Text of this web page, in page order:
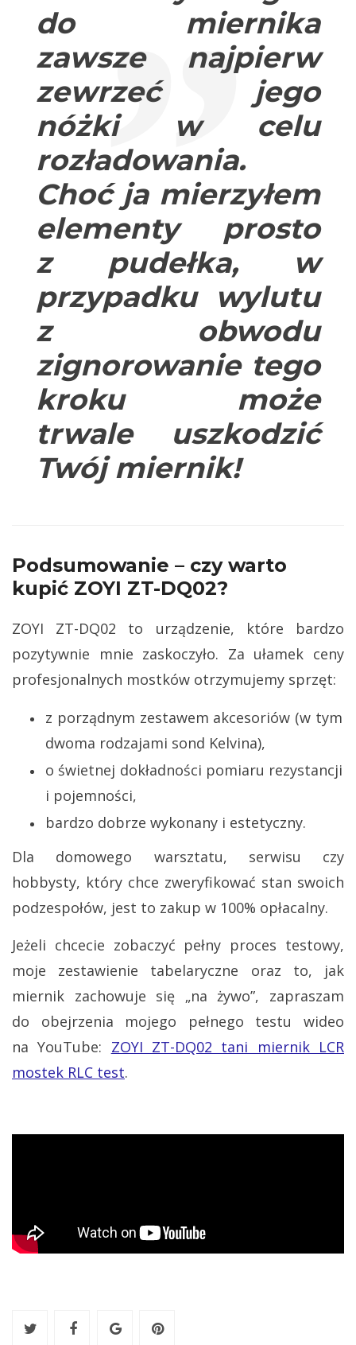
do miernika
zawsze najpierw
zewrzeć jego
nóżki w celu
rozładowania.
Choć ja mierzyłem
elementy prosto
z pudełka, w
przypadku wylutu
z obwodu
zignorowanie tego
kroku może
trwale uszkodzić
Twój miernik!
Podsumowanie – czy warto
kupić ZOYI ZT-DQ02?
ZOYI ZT-DQ02 to urządzenie, które bardzo
pozytywnie mnie zaskoczyło. Za ułamek ceny
profesjonalnych mostków otrzymujemy sprzęt:
z porządnym zestawem akcesoriów (w tym
dwoma rodzajami sond Kelvina),
o świetnej dokładności pomiaru rezystancji
i pojemności,
bardzo dobrze wykonany i estetyczny.
Dla domowego warsztatu, serwisu czy
hobbysty, który chce zweryfikować stan swoich
podzespołów, jest to zakup w 100% opłacalny.
Jeżeli chcecie zobaczyć pełny proces testowy,
moje zestawienie tabelaryczne oraz to, jak
miernik zachowuje się „na żywo”, zapraszam
do obejrzenia mojego pełnego testu wideo
na YouTube: ZOYI ZT-DQ02 tani miernik LCR
mostek RLC test.